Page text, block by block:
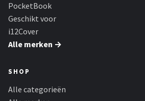
PocketBook
Geschikt voor
i12Cover
Alle merken →
SHOP
Alle categorieën